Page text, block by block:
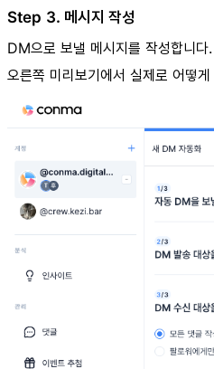
Step 3. 메시지 작성
DM으로 보낼 메시지를 작성합니
오른쪽 미리보기에서 실제로 어떻